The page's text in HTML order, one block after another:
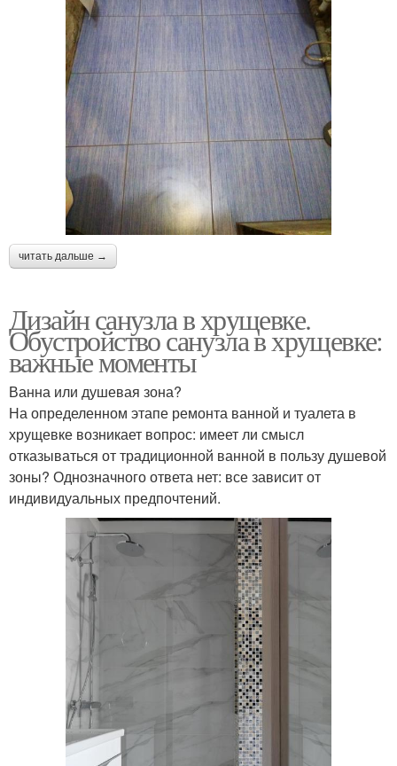
читать дальше →
Дизайн санузла в хрущевке.
Обустройство санузла в хрущевке:
важные моменты
Ванна или душевая зона?
На определенном этапе ремонта ванной и туалета в
хрущевке возникает вопрос: имеет ли смысл
отказываться от традиционной ванной в пользу душевой
зоны? Однозначного ответа нет: все зависит от
индивидуальных предпочтений.